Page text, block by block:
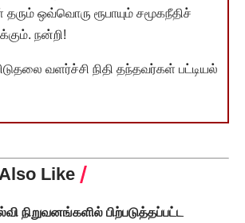
ஒவ்வொரு ரூபாயும் சமூகநீதிச்
நன்றி!
வளர்ச்சி நிதி தந்தவர்கள் பட்டியல்
Like
நிறுவனங்களில் பிற்படுத்தப்பட்ட